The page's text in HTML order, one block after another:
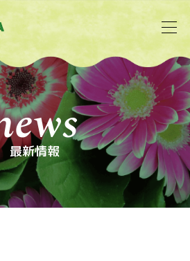
最新情報